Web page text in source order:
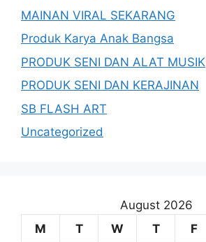
MAINAN VIRAL SEKARANG
Produk Karya Anak Bangsa
PRODUK SENI DAN ALAT MUSIK
PRODUK SENI DAN KERAJINAN
SB FLASH ART
Uncategorized
August 2026
M
T W T F